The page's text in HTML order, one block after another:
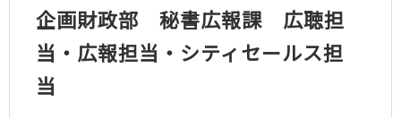
企画財政部 秘書広報課 広聴担
当・広報担当・シティセールス担
当